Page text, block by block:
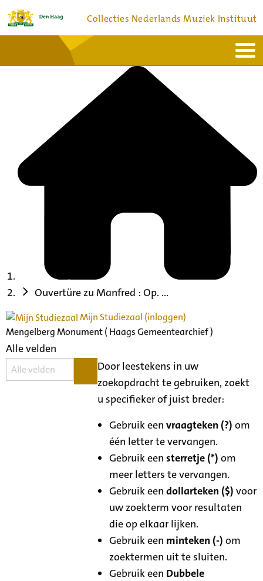
Collecties Nederlands Muziek Instituut
Bronnen en collecties
Ouvertüre zu Manfred : Op. ...
Mijn Studiezaal (inloggen)
Mengelberg Monument ( Haags Gemeentearchief )
Alle velden
Door leestekens in uw
zoekopdracht te gebruiken, zoekt
u specifieker of juist breder:
Gebruik eenvraagteken (?) om
één letter te vervangen.
Gebruik eensterretje (*) om
meer letters te vervangen.
Gebruik eendollarteken ($) voor
uw zoekterm voor resultaten
die op elkaar lijken.
Gebruik een minteken (-) om
zoektermen uit te sluiten.
Gebruik een Dubbele